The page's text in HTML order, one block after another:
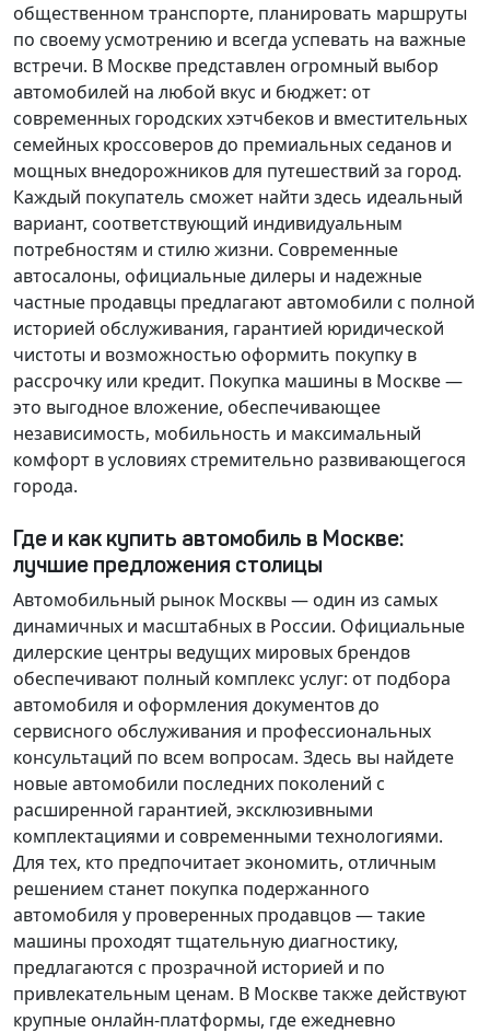
общественном транспорте, планировать маршруты
по своему усмотрению и всегда успевать на важные
встречи. В Москве представлен огромный выбор
автомобилей на любой вкус и бюджет: от
современных городских хэтчбеков и вместительных
семейных кроссоверов до премиальных седанов и
мощных внедорожников для путешествий за город.
Каждый покупатель сможет найти здесь идеальный
вариант, соответствующий индивидуальным
потребностям и стилю жизни. Современные
автосалоны, официальные дилеры и надежные
частные продавцы предлагают автомобили с полной
историей обслуживания, гарантией юридической
чистоты и возможностью оформить покупку в
рассрочку или кредит. Покупка машины в Москве —
это выгодное вложение, обеспечивающее
независимость, мобильность и максимальный
комфорт в условиях стремительно развивающегося
города.
Где и как купить автомобиль в Москве:
лучшие предложения столицы
Автомобильный рынок Москвы — один из самых
динамичных и масштабных в России. Официальные
дилерские центры ведущих мировых брендов
обеспечивают полный комплекс услуг: от подбора
автомобиля и оформления документов до
сервисного обслуживания и профессиональных
консультаций по всем вопросам. Здесь вы найдете
новые автомобили последних поколений с
расширенной гарантией, эксклюзивными
комплектациями и современными технологиями.
Для тех, кто предпочитает экономить, отличным
решением станет покупка подержанного
автомобиля у проверенных продавцов — такие
машины проходят тщательную диагностику,
предлагаются с прозрачной историей и по
привлекательным ценам. В Москве также действуют
крупные онлайн-платформы, где ежедневно